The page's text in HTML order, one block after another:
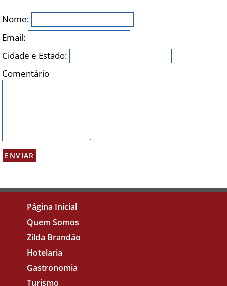
Nome:
Email:
Cidade e Estado:
Comentário
Página Inicial
Quem Somos
Zilda Brandão
Hotelaria
Gastronomia
Turismo